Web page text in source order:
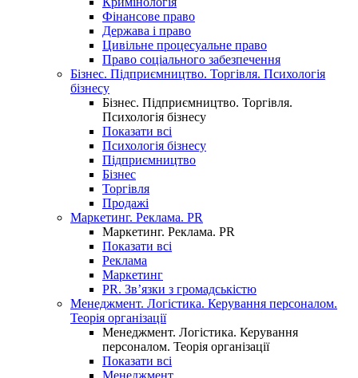
Фінансове право
Держава і право
Цивільне процесуальне право
Право соціального забезпечення
Бізнес. Підприємництво. Торгівля. Психологія
бізнесу
Бізнес. Підприємництво. Торгівля.
Психологія бізнесу
Показати всі
Психологія бізнесу
Підприємництво
Бізнес
Торгівля
Продажі
Маркетинг. Реклама. PR
Маркетинг. Реклама. PR
Показати всі
Реклама
Маркетинг
PR. Зв’язки з громадськістю
Менеджмент. Логістика. Керування персоналом.
Теорія організації
Менеджмент. Логістика. Керування
персоналом. Теорія організації
Показати всі
Менеджмент